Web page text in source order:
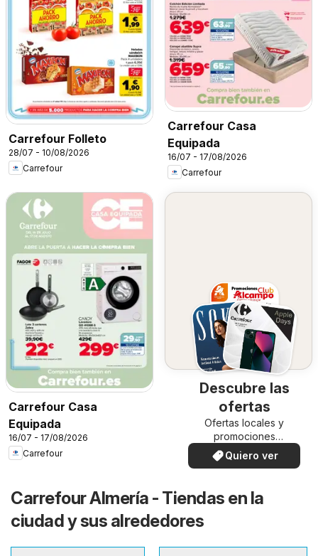
Carrefour Folleto
28/07 - 10/08/2026
Carrefour
Carrefour Casa
Equipada
16/07 - 17/08/2026
Carrefour
Carrefour Casa
Equipada
16/07 - 17/08/2026
Carrefour
Descubre las
ofertas
Ofertas locales y
promociones
especiales.
Quiero ver
Carrefour Almería - Tiendas en la
ciudad y sus alrededores